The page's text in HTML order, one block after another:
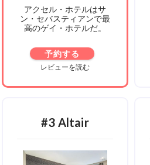
アクセル・ホテルはサ
ン・セバスティアンで最
高のゲイ・ホテルだ。
予約する
レビューを読む
#3 Altair